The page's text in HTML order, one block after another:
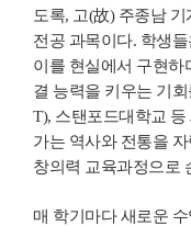
도록, 고(故) 주종남
전공 과목이다. 학생
이를 현실에서 구현하
결 능력을 키우는 기
T), 스탠포드대학교
가는 역사와 전통을
창의력 교육과정으로
매 학기마다 새로운